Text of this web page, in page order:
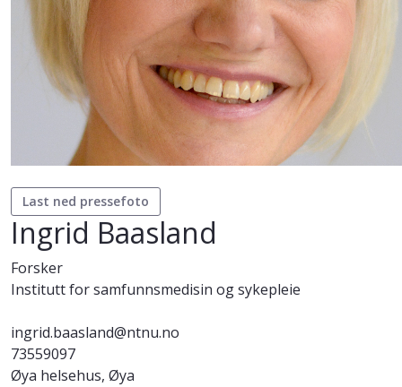
Last ned pressefoto
Ingrid Baasland
Forsker
Institutt for samfunnsmedisin og sykepleie
ingrid.baasland@ntnu.no
73559097
Øya helsehus, Øya